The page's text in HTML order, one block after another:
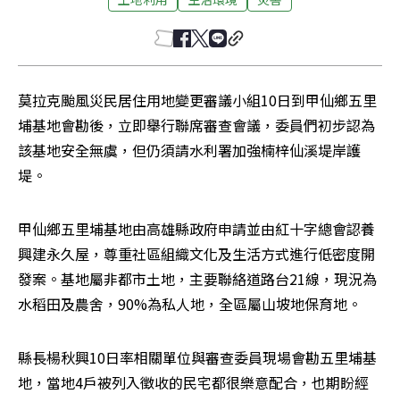
莫拉克颱風災民居住用地變更審議小組10日到甲仙鄉五里
埔基地會勘後，立即舉行聯席審查會議，委員們初步認為
該基地安全無虞，但仍須請水利署加強楠梓仙溪堤岸護
堤。
甲仙鄉五里埔基地由高雄縣政府申請並由紅十字總會認養
興建永久屋，尊重社區組織文化及生活方式進行低密度開
發案。基地屬非都市土地，主要聯絡道路台21線，現況為
水稻田及農舍，90%為私人地，全區屬山坡地保育地。
縣長楊秋興10日率相關單位與審查委員現場會勘五里埔基
地，當地4戶被列入徵收的民宅都很樂意配合，也期盼經